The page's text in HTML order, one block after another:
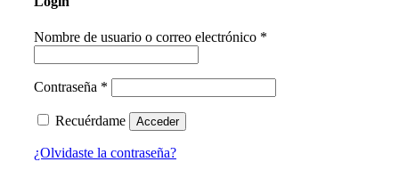
Nombre de usuario o correo electrónico *
Contraseña *
Recuérdame Acceder
¿Olvidaste la contraseña?